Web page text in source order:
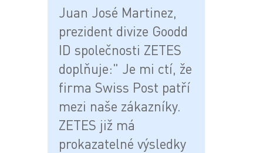
Juan José Martinez,
prezident divize Goodd
ID společnosti ZETES
doplňuje:" Je mi ctí, že
firma Swiss Post patří
mezi naše zákazníky.
ZETES již má
prokazatelné výsledky